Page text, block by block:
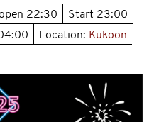
22:30 Start 23:00
Location: Kukoon